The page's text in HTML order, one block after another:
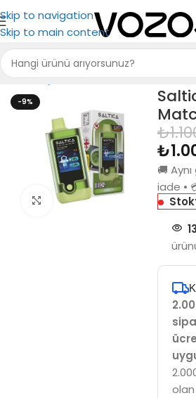
Skip to navigation
Skip to main content
Ana Sayfa Saltica Saltica 20000
-9%
Büyütmek için tıkla
₺
₺
🚚
iade •
13